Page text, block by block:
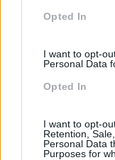
Opted In
I want to opt-
Personal Data
Opted In
I want to opt-
Retention,
Personal Data
Purposes for
Recentes